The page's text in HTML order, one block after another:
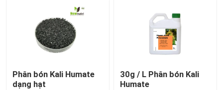
Phân bón Kali Humate
dạng hạt
30g / L Phân bón Kali
Humate